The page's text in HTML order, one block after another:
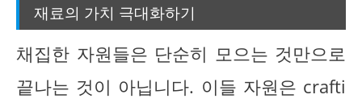
재료의 가치 극대화하기
채집한 자원들은 단순히 모으는 것만으로
끝나는 것이 아닙니다. 이들 자원은 crafti